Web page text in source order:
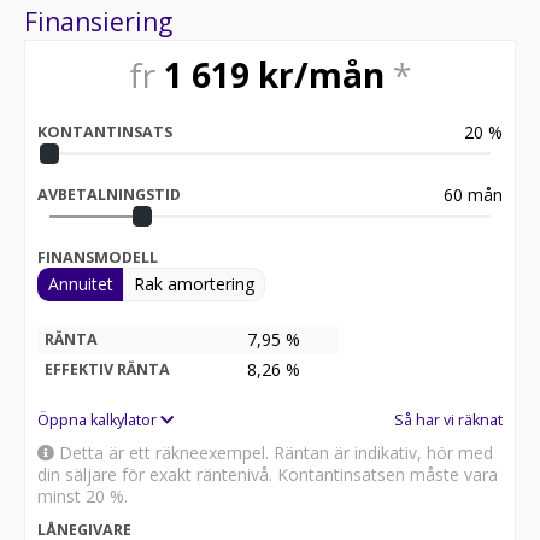
Vi erbjuder finansieringsalternativ med förmånliga
garantier på upp till 36 månader och 30 dagars
Trygghansa) kan du känna dig trygg från första stund.
Torshagsbil tar hand om dig, både på vägen och långt
efter att du har lämnat oss.
Finansiering
fr 1 619 kr/mån *
KONTANTINSATS 20 %
AVBETALNINGSTID 60 mån
FINANSMODELL
Annuitet Rak amortering
RÄNTA 7,95 %
EFFEKTIV RÄNTA 8,26 %
Öppna kalkylator Så har vi räknat
Detta är ett räkneexempel. Räntan är indikativ, hör med
din säljare för exakt räntenivå. Kontantinsatsen måste vara
minst 20 %.
LÅNEGIVARE